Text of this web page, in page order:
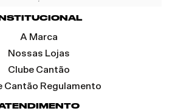
A Marca
Nossas Lojas
Clube Cantão
Cantão Regulamento